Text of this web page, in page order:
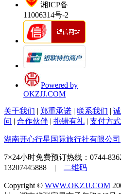
湘ICP备
11006314号-2
Powered by
OKZJJ.COM
关于我们 | 郑重承诺 | 联系我们 |
问 | 合作伙伴 | 挑错有礼 | 支付方式
湖南开心行星国际旅行社有限公司
7×24小时免费预订热线： 0744-
13207445888 |
二维码
Copyright © WWW.OKZJJ.COM